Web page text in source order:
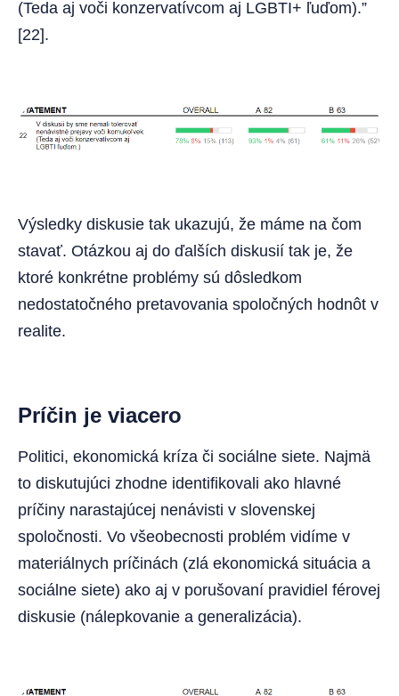
(Teda aj voči konzervatívcom aj LGBTI+ ľuďom).”
[22].
Výsledky diskusie tak ukazujú, že máme na čom
stavať. Otázkou aj do ďalších diskusií tak je, že
ktoré konkrétne problémy sú dôsledkom
nedostatočného pretavovania spoločných hodnôt v
realite.
Príčin je viacero
Politici, ekonomická kríza či sociálne siete. Najmä
to diskutujúci zhodne identifikovali ako hlavné
príčiny narastajúcej nenávisti v slovenskej
spoločnosti. Vo všeobecnosti problém vidíme v
materiálnych príčinách (zlá ekonomická situácia a
sociálne siete) ako aj v porušovaní pravidiel férovej
diskusie (nálepkovanie a generalizácia).